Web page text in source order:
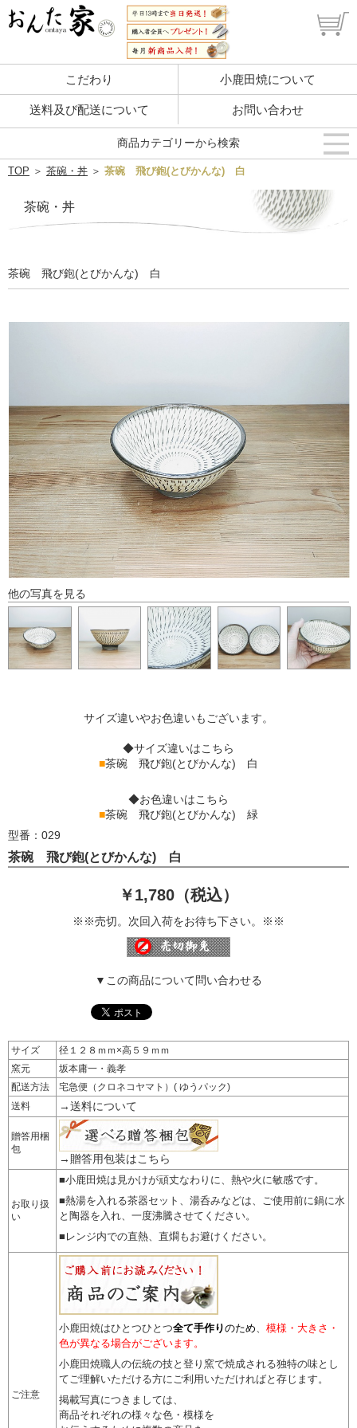
こだわり 小鹿田焼について
送料及び配送について お問い合わせ
TOP ＞ 茶碗・丼 ＞ 茶碗 飛び鉋(とびかんな) 白
茶碗・丼
茶碗 飛び鉋(とびかんな) 白
他の写真を見る
サイズ違いやお色違いもございます。
◆サイズ違いはこちら
■茶碗 飛び鉋(とびかんな) 白
◆お色違いはこちら
■茶碗 飛び鉋(とびかんな) 緑
型番：029
茶碗 飛び鉋(とびかんな) 白
￥1,780（税込）
※※売切。次回入荷をお待ち下さい。※※
▼この商品について問い合わせる
サイズ
径１２８ｍｍ×高５９ｍｍ
窯元
坂本庸一・義孝
配送方法
宅急便（クロネコヤマト）( ゆうパック)
送料
→送料について
贈答用梱
包
→贈答用包装はこちら
お取り扱
い
■小鹿田焼は見かけが頑丈なわりに、熱や火に敏感です。
■熱湯を入れる茶器セット、湯呑みなどは、ご使用前に鍋に水
と陶器を入れ、一度沸騰させてください。
■レンジ内での直熱、直燗もお避けください。
ご注意
小鹿田焼はひとつひとつ全て手作りのため
模様・大きさ・
色が異なる場合がございます。
小鹿田焼職人の伝統の技と登り窯で焼成される独特の味とし
てご理解いただける方にご利用いただければと存じます。
掲載写真につきましては、
商品それぞれの様々な色・模様を
商品カテゴリーから検索